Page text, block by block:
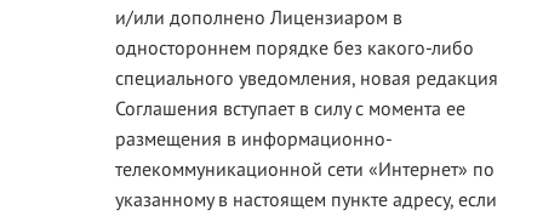
и/или дополнено Лицензиаром в
одностороннем порядке без какого-либо
специального уведомления, новая редакция
Соглашения вступает в силу с момента ее
размещения в информационно-
телекоммуникационной сети «Интернет» по
указанному в настоящем пункте адресу, если